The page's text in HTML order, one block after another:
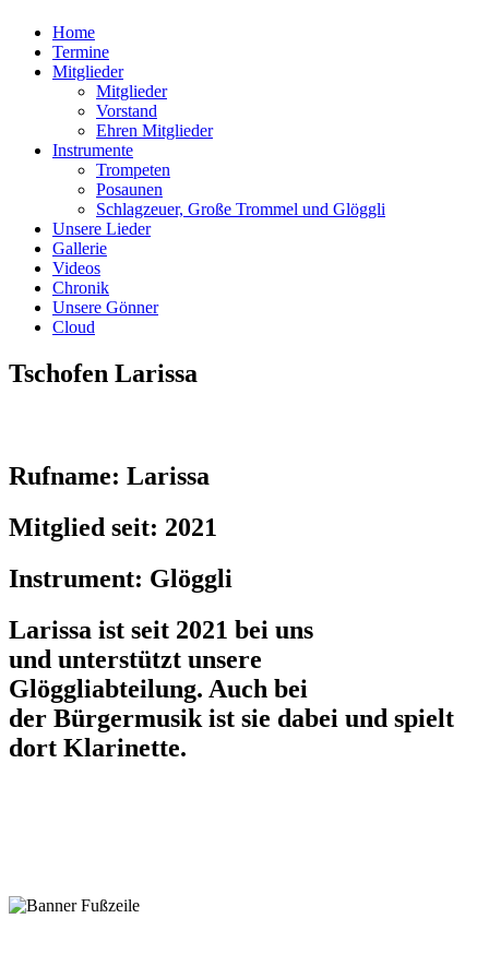
Home
Termine
Mitglieder
Mitglieder
Vorstand
Ehren Mitglieder
Instrumente
Trompeten
Posaunen
Schlagzeuer, Große Trommel und Glöggli
Unsere Lieder
Gallerie
Videos
Chronik
Unsere Gönner
Cloud
Tschofen Larissa
Rufname: Larissa
Mitglied seit: 2021
Instrument: Glöggli
Larissa ist seit 2021 bei uns
und unterstützt unsere
Glöggliabteilung. Auch bei
der Bürgermusik ist sie dabei und spielt
dort Klarinette.